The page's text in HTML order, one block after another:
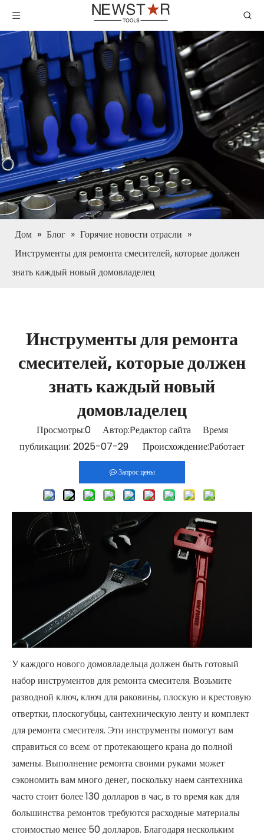
Дом » Блог » Горячие новости отрасли »
Инструменты для ремонта смесителей, которые должен
знать каждый новый домовладелец
Инструменты для ремонта
смесителей, которые должен
знать каждый новый
домовладелец
Просмотры:0Автор:Pедактор сайта Время
публикации: 2025-07-29 Происхождение:Работает
Запрос цены
У каждого нового домовладельца должен быть готовый
набор инструментов для ремонта смесителя. Возьмите
разводной ключ, ключ для раковины, плоскую и крестовую
отвертки, плоскогубцы, сантехническую ленту и комплект
для ремонта смесителя. Эти инструменты помогут вам
справиться со всем: от протекающего крана до полной
замены. Выполнение ремонта своими руками может
сэкономить вам много денег, поскольку наем сантехника
часто стоит более 130 долларов в час, в то время как для
большинства ремонтов требуются расходные материалы
стоимостью менее 50 долларов. Благодаря нескольким